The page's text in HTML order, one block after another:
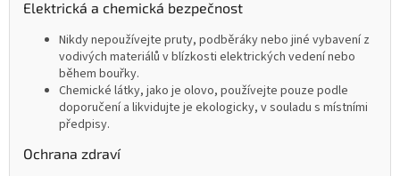
Elektrická a chemická bezpečnost
Nikdy nepoužívejte pruty, podběráky nebo jiné vybavení z
vodivých materiálů v blízkosti elektrických vedení nebo
během bouřky.
Chemické látky, jako je olovo, používejte pouze podle
doporučení a likvidujte je ekologicky, v souladu s místními
předpisy.
Ochrana zdraví